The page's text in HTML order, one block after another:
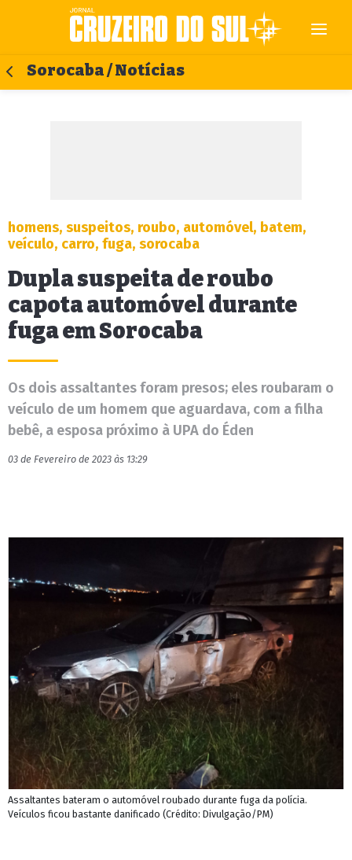
Sorocaba / Notícias
homens, suspeitos, roubo, automóvel, batem,
veículo, carro, fuga, sorocaba
Dupla suspeita de roubo
capota automóvel durante
fuga em Sorocaba
Os dois assaltantes foram presos; eles roubaram o
veículo de um homem que aguardava, com a filha
bebê, a esposa próximo à UPA do Éden
03 de Fevereiro de 2023 às 13:29
Assaltantes bateram o automóvel roubado durante fuga da polícia.
Veículos ficou bastante danificado (Crédito: Divulgação/PM)